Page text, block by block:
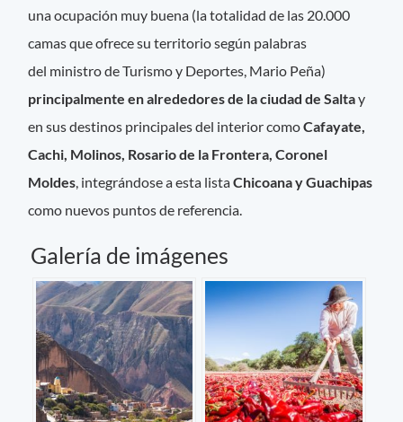
una ocupación muy buena (la totalidad de las 20.000
camas que ofrece su territorio según palabras
del ministro de Turismo y Deportes, Mario Peña)
principalmente en alrededores de la ciudad de Saltay
en sus destinos principales del interior comoCafayate,
Cachi, Molinos, Rosario de la Frontera, Coronel
Moldes, integrándose a esta listaChicoana y Guachipas
como nuevos puntos de referencia.
Galería de imágenes